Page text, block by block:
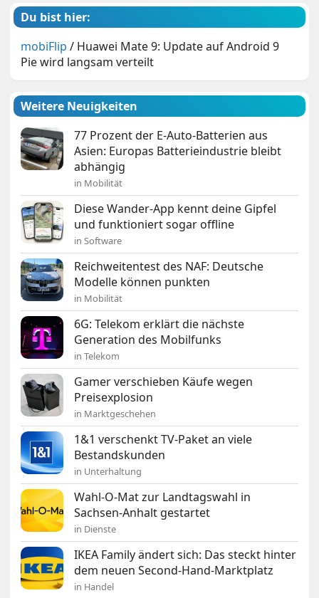
Du bist hier:
mobiFlip / Huawei Mate 9: Update auf Android 9
Pie wird langsam verteilt
Weitere Neuigkeiten
77 Prozent der E-Auto-Batterien aus
Asien: Europas Batterieindustrie bleibt
abhängig
in Mobilität
Diese Wander-App kennt deine Gipfel
und funktioniert sogar offline
in Software
Reichweitentest des NAF: Deutsche
Modelle können punkten
in Mobilität
6G: Telekom erklärt die nächste
Generation des Mobilfunks
in Telekom
Gamer verschieben Käufe wegen
Preisexplosion
in Marktgeschehen
1&1 verschenkt TV-Paket an viele
Bestandskunden
in Unterhaltung
Wahl-O-Mat zur Landtagswahl in
Sachsen-Anhalt gestartet
in Dienste
IKEA Family ändert sich: Das steckt hinter
dem neuen Second-Hand-Marktplatz
in Handel